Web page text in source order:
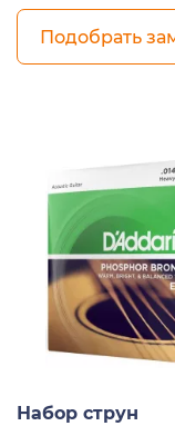
Подобрать
Набор струн